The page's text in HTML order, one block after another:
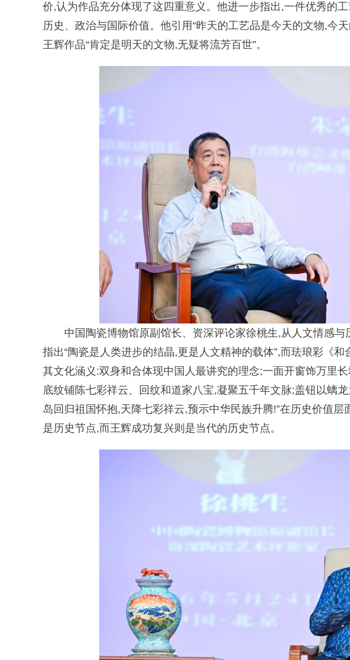
价,认为作品充分体现了这四重意义。他进一步指出,一件优秀的
历史、 政治与国际价值。他引用“昨天的工艺品是今天的文物,今
王辉作品“肯定是明天的文物,无疑将流芳百世”。
中国陶瓷博物馆原副馆长、资深评论家徐桃生,从人文情感
指出“陶瓷是人类进步的结晶,更是人文精神的载体”,而珐琅彩《
其文化涵义:双身和合体现中国人最讲究的理念;一面开窗饰万里
底纹铺陈七彩祥云、回纹和道家八宝,凝聚五千年文脉;盖钮以螭
岛回归祖国怀抱,天降七彩祥云,预示中华民族升腾!”在历史价值
是历史节点,而王辉成功复兴则是当代的历史节点。